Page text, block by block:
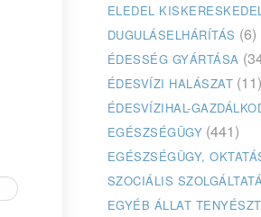
ELEDEL
DUGULÁSELHÁRÍTÁS (6)
ÉDESSÉG GYÁRTÁSA
ÉDESVÍZI HALÁSZAT (11)
ÉDESVÍZIHAL-
EGÉSZSÉGÜGY (441)
EGÉSZSÉGÜGY,
SZOCIÁLIS
EGYÉB ÁLLAT